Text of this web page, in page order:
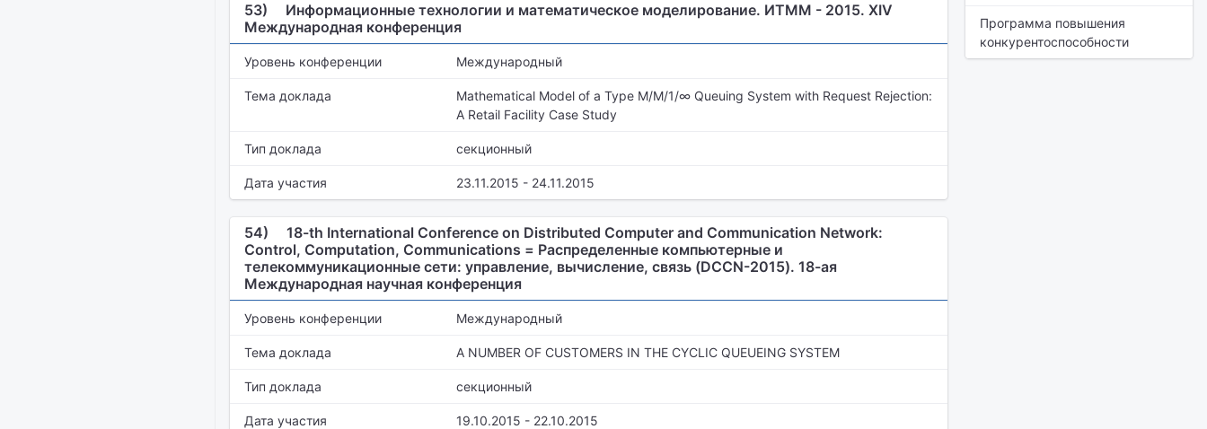
53)
Информационные технологии и математическое моделирование. ИТММ - 2015. XIV
Международная конференция
Уровень конференции Международный
Тема доклада
Mathematical Model of a Type M/M/1/∞ Queuing System with Request Rejection:
A Retail Facility Case Study
Тип доклада секционный
Дата участия 23.11.2015 - 24.11.2015
54)
18-th International Conference on Distributed Computer and Communication Network:
Control, Computation, Communications = Распределенные компьютерные и
телекоммуникационные сети: управление, вычисление, связь (DCCN-2015). 18-ая
Международная научная конференция
Уровень конференции Международный
Тема доклада A NUMBER OF CUSTOMERS IN THE CYCLIC QUEUEING SYSTEM
Тип доклада секционный
Дата участия 19.10.2015 - 22.10.2015
Программа повышения
конкурентоспособности